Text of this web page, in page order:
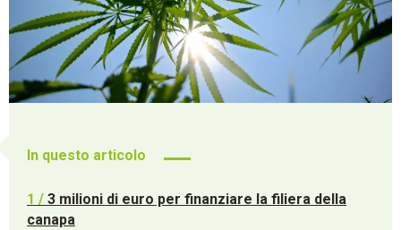
In questo articolo
1 / 3 milioni di euro per finanziare la filiera della
canapa